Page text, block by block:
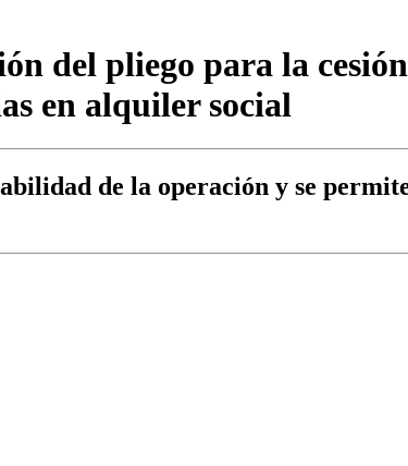
del pliego para la
en alquiler social
de la operación y se